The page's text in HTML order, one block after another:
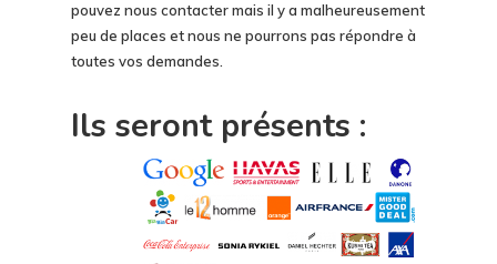
pouvez nous contacter mais il y a malheureusement
peu de places et nous ne pourrons pas répondre à
toutes vos demandes.
Ils seront présents :